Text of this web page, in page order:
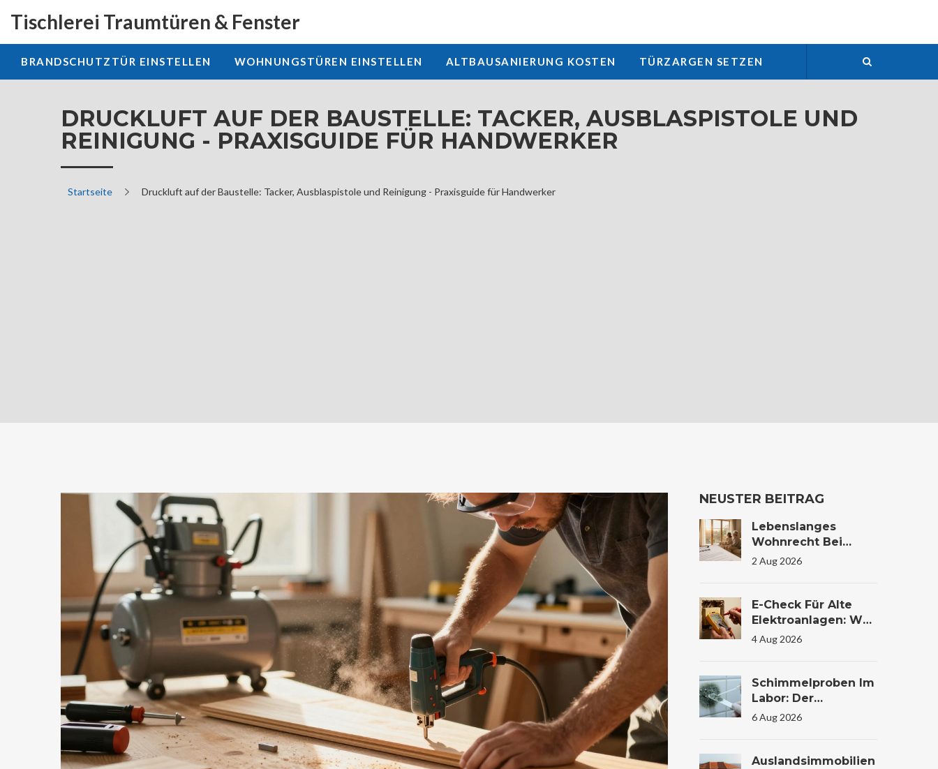
Tischlerei Traumtüren & Fenster
BRANDSCHUTZTÜR EINSTELLEN WOHNUNGSTÜREN EINSTELLEN ALTBAUSANIERUNG KOSTEN TÜRZARGEN SETZEN
DRUCKLUFT AUF DER BAUSTELLE: TACKER, AUSBLASPISTOLE UND
REINIGUNG - PRAXISGUIDE FÜR HANDWERKER
Startseite Druckluft auf der Baustelle: Tacker, Ausblaspistole und Reinigung - Praxisguide für Handwerker
NEUSTER BEITRAG
Lebenslanges
Wohnrecht Bei
Immobilienübertrag
2 Aug 2026
E-Check Für Alte
Elektroanlagen: Was
Die Prüfung Im
Sie Lebensrettend
Sein Kann
4 Aug 2026
Schimmelproben Im
Labor: Der
Komplette Guide Zu
6 Aug 2026
Auslandsimmobilien